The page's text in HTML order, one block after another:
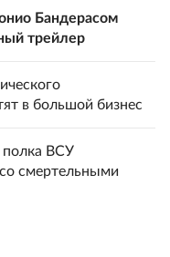
Бандерасом
трейлер
в большой бизнес
ВСУ
смертельными